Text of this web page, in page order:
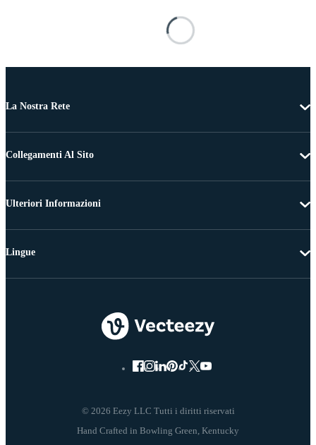
La Nostra Rete
Collegamenti Al Sito
Ulteriori Informazioni
© 2026 Eezy LLC Tutti i diritti riservati
Lingue